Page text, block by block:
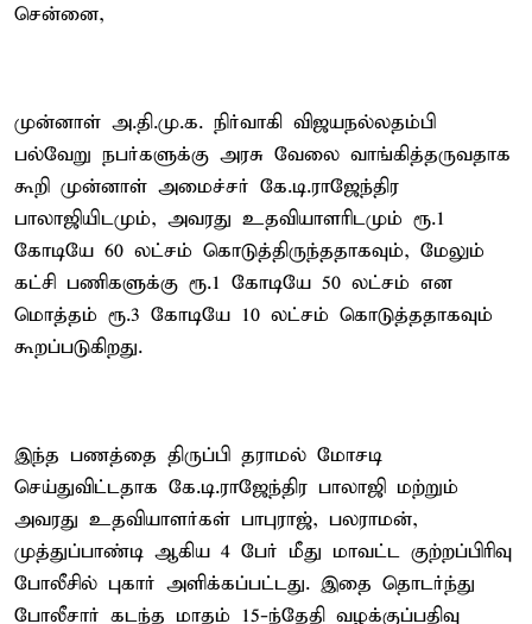
சென்னை,
முன்னாள் அ.தி.மு.க. நிர்வாகி விஜயநல்லதம்பி
பல்வேறு நபர்களுக்கு அரசு வேலை வாங்கித்தருவதாக
கூறி முன்னாள் அமைச்சர் கே.டி.ராஜேந்திர
பாலாஜியிடமும், அவரது உதவியாளரிடமும் ரூ.1
கோடியே 60 லட்சம் கொடுத்திருந்ததாகவும், மேலும்
கட்சி பணிகளுக்கு ரூ.1 கோடியே 50 லட்சம் என
மொத்தம் ரூ.3 கோடியே 10 லட்சம் கொடுத்ததாகவும்
கூறப்படுகிறது.
இந்த பணத்தை திருப்பி தராமல் மோசடி
செய்துவிட்டதாக கே.டி.ராஜேந்திர பாலாஜி மற்றும்
அவரது உதவியாளர்கள் பாபுராஜ், பலராமன்,
முத்துப்பாண்டி ஆகிய 4 பேர் மீது மாவட்ட குற்றப்பிரிவு
போலீசில் புகார் அளிக்கப்பட்டது. இதை தொடர்ந்து
போலீசார் கடந்த மாதம் 15-ந்தேதி வழக்குப்பதிவு